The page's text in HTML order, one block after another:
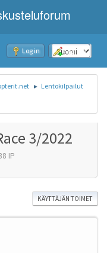
Log in Sign up
► Lentokilpailut
3/2022
IP
KÄYTTÄJÄN TOIMET